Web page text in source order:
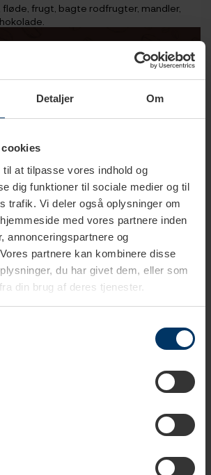
Detaljer Om
at tilpasse vores indhold og
dig funktioner til sociale medier og til
trafik. Vi deler også oplysninger om
med vores partnere inden
annonceringspartnere og
partnere kan kombinere disse
du har givet dem, eller som
din brug af deres tjenester.
fløde, frugt, bagte rodfrugter, mandler,
kapers, bacon, fetaost, ansjoser
creme fraiche, syltede agurker,
parmesan, soltørrede tomater, tang,
af disse grundsmage, og det er din
til hvilke,